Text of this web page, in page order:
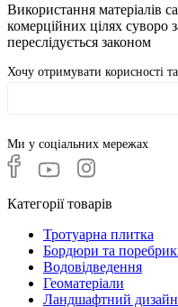
Використання матеріалів
комерційних цілях суворо
переслідується законом
Хочу отримувати корисності
Ми у соціальних мережах
Категорії товарів
Тротуарна плитка
Бордюри та
Водовідведення
Геоматеріали
Ландшафтний дизайн